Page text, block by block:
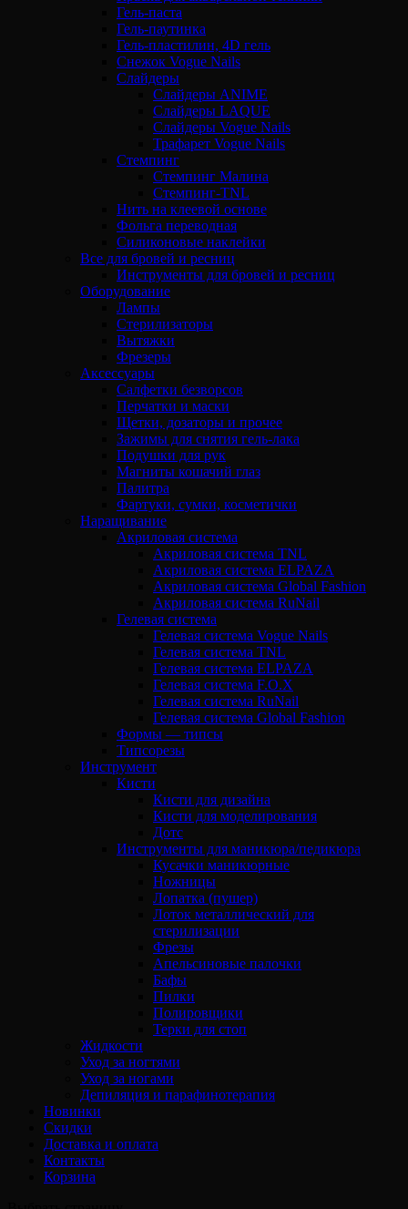
Гель-паста
Гель-паутинка
Гель-пластилин, 4D гель
Снежок Vogue Nails
Слайдеры
Слайдеры ANIME
Слайдеры LAQUE
Слайдеры Vogue Nails
Трафарет Vogue Nails
Стемпинг
Стемпинг Малина
Стемпинг-TNL
Нить на клеевой основе
Фольга переводная
Силиконовые наклейки
Все для бровей и ресниц
Инструменты для бровей и ресниц
Оборудование
Лампы
Стерилизаторы
Вытяжки
Фрезеры
Аксессуары
Салфетки безворсов
Перчатки и маски
Щетки, дозаторы и прочее
Зажимы для снятия гель-лака
Подушки для рук
Магниты кошачий глаз
Палитра
Фартуки, сумки, косметички
Наращивание
Акриловая система
Акриловая система TNL
Акриловая система ELPAZA
Акриловая система Global Fashion
Акриловая система RuNail
Гелевая система
Гелевая система Vogue Nails
Гелевая система TNL
Гелевая система ELPAZA
Гелевая система F.O.X
Гелевая система RuNail
Гелевая система Global Fashion
Формы — типсы
Типсорезы
Инструмент
Кисти
Кисти для дизайна
Кисти для моделирования
Дотс
Инструменты для маникюра/педикюра
Кусачки маникюрные
Ножницы
Лопатка (пушер)
Лоток металлический для
стерилизации
Фрезы
Апельсиновые палочки
Бафы
Пилки
Полировщики
Терки для стоп
Жидкости
Уход за ногтями
Уход за ногами
Депиляция и парафинотерапия
Новинки
Скидки
Доставка и оплата
Контакты
Корзина